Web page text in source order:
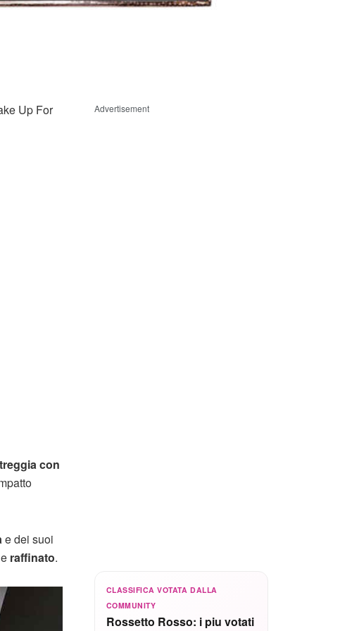
Up For
con
e dei suoi
e raffinato.
Advertisement
CLASSIFICA VOTATA DALLA
COMMUNITY
Rossetto Rosso: i piu votati